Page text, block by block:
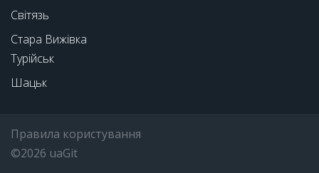
Світязь
Стара Вижівка
Турійськ
Шацьк
Правила користування
©2026 uaGit